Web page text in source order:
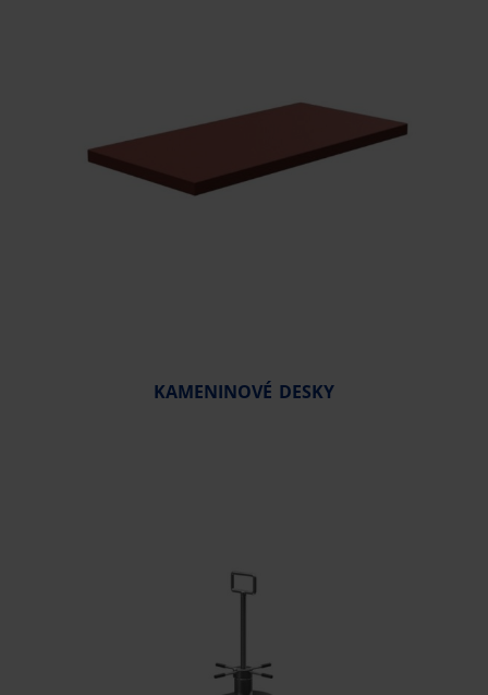
KAMENINOVÉ DESKY